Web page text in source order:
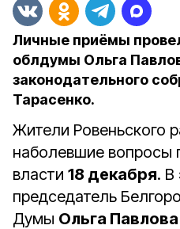
Личные приёмы
облдумы Ольга
законодательного
Тарасенко.
Жители Ровеньского
наболевшие вопросы
власти 18 декабря. В
председатель
Думы Ольга Павлова